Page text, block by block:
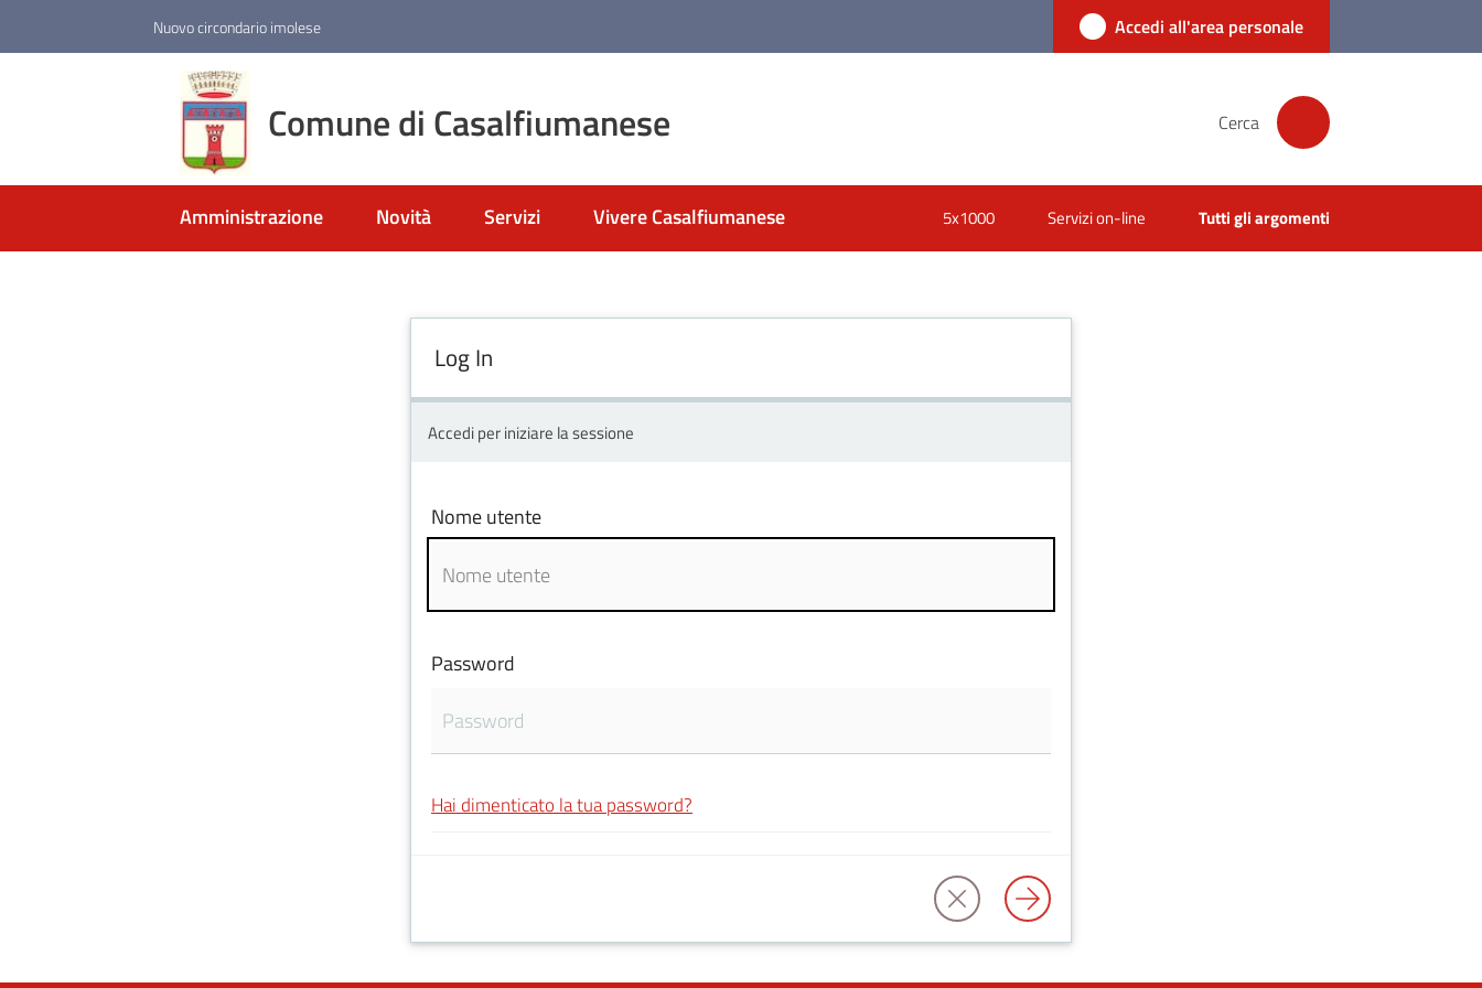
Nuovo circondario imolese Accedi all'area personale
Comune di Casalfiumanese Cerca
Amministrazione Novità Servizi Vivere Casalfiumanese 5x1000 Servizi on-line Tutti gli argomenti
Log In
Accedi per iniziare la sessione
Nome utente
Password
Hai dimenticato la tua password?